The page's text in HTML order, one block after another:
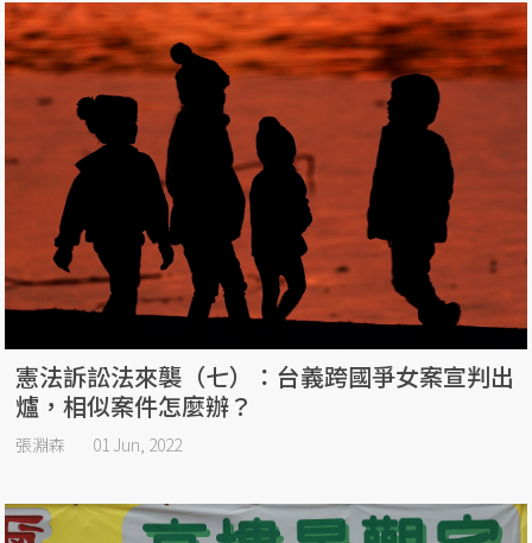
憲法訴訟法來襲（七）：台義跨國爭女案宣判出
爐，相似案件怎麼辦？
張淵森 01 Jun, 2022